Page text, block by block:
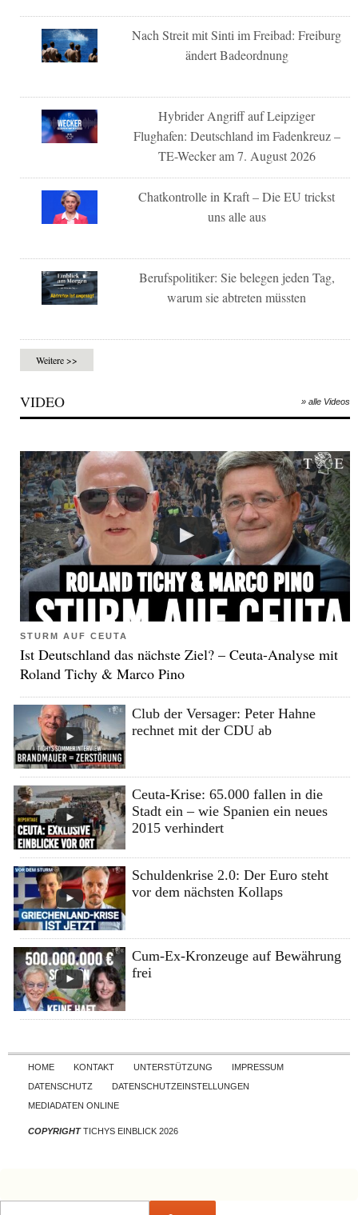
Nach Streit mit Sinti im Freibad: Freiburg
ändert Badeordnung
Hybrider Angriff auf Leipziger
Flughafen: Deutschland im Fadenkreuz –
TE-Wecker am 7. August 2026
Chatkontrolle in Kraft – Die EU trickst
uns alle aus
Berufspolitiker: Sie belegen jeden Tag,
warum sie abtreten müssten
Weitere >>
VIDEO » alle Videos
STURM AUF CEUTA
Ist Deutschland das nächste Ziel? – Ceuta-Analyse mit
Roland Tichy & Marco Pino
Club der Versager: Peter Hahne
rechnet mit der CDU ab
Ceuta-Krise: 65.000 fallen in die
Stadt ein – wie Spanien ein neues
2015 verhindert
Schuldenkrise 2.0: Der Euro steht
vor dem nächsten Kollaps
Cum-Ex-Kronzeuge auf Bewährung
frei
Skip to content
HOME KONTAKT UNTERSTÜTZUNG
IMPRESSUM
DATENSCHUTZ
DATENSCHUTZEINSTELLUNGEN
MEDIADATEN ONLINE
COPYRIGHTTICHYS EINBLICK 2026